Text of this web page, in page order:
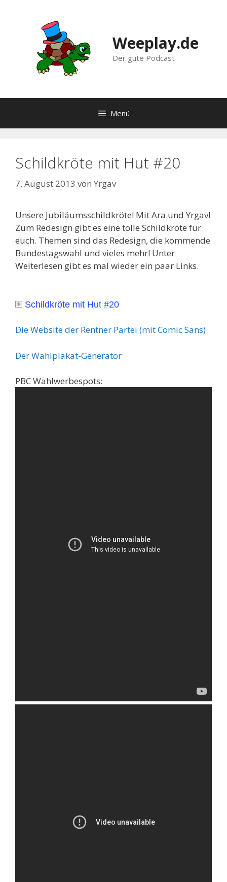
Weeplay.de
Der gute Podcast
Menü
Schildkröte mit Hut #20
7. August 2013 von Yrgav
Unsere Jubiläumsschildkröte! Mit Ara und Yrgav!
Zum Redesign gibt es eine tolle Schildkröte für
euch. Themen sind das Redesign, die kommende
Bundestagswahl und vieles mehr! Unter
Weiterlesen gibt es mal wieder ein paar Links.
Schildkröte mit Hut #20
Die Website der Rentner Partei (mit Comic Sans)
Der Wahlplakat-Generator
PBC Wahlwerbespots: